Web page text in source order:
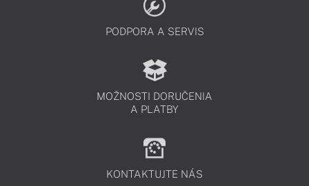
PODPORA A SERVIS
MOŽNOSTI DORUČENIA
A PLATBY
KONTAKTUJTE NÁS